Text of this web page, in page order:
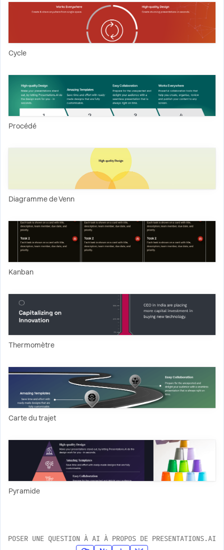
Cycle
Procédé
Diagramme de Venn
Kanban
Thermomètre
Carte du trajet
Pyramide
POSER UNE QUESTION À AI À PROPOS DE PRESENTATIONS.AI